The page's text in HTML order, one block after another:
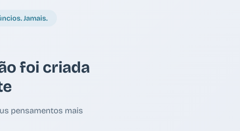
Jamais.
foi criada
pensamentos mais